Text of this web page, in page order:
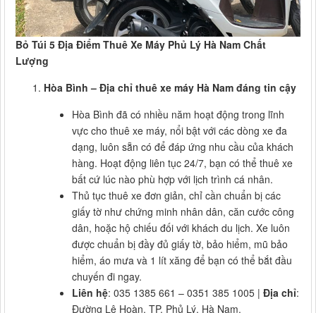
Bỏ Túi 5 Địa Điểm Thuê Xe Máy Phủ Lý Hà Nam Chất
Lượng
Hòa Bình – Địa chỉ thuê xe máy Hà Nam đáng tin cậy
Hòa Bình đã có nhiều năm hoạt động trong lĩnh
vực cho thuê xe máy, nổi bật với các dòng xe đa
dạng, luôn sẵn có để đáp ứng nhu cầu của khách
hàng. Hoạt động liên tục 24/7, bạn có thể thuê xe
bất cứ lúc nào phù hợp với lịch trình cá nhân.
Thủ tục thuê xe đơn giản, chỉ cần chuẩn bị các
giấy tờ như chứng minh nhân dân, căn cước công
dân, hoặc hộ chiếu đối với khách du lịch. Xe luôn
được chuẩn bị đầy đủ giấy tờ, bảo hiểm, mũ bảo
hiểm, áo mưa và 1 lít xăng để bạn có thể bắt đầu
chuyến đi ngay.
Liên hệ: 035 1385 661 – 0351 385 1005 | Địa chỉ:
Đường Lê Hoàn, TP. Phủ Lý, Hà Nam.